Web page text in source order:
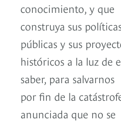
conocimiento, y que
construya sus
públicas y sus
históricos a la luz de
saber, para salvarnos
por fin de la
anunciada que no se